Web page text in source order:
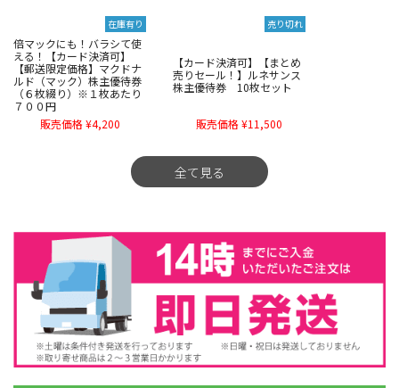
在庫有り
倍マックにも！バラシて使
える！【カード決済可】
【郵送限定価格】マクドナ
ルド（マック）株主優待券
（６枚綴り）※１枚あたり
７００円
販売価格 ¥4,200
売り切れ
【カード決済可】【まとめ
売りセール！】ルネサンス
株主優待券 10枚セット
販売価格 ¥11,500
全て見る